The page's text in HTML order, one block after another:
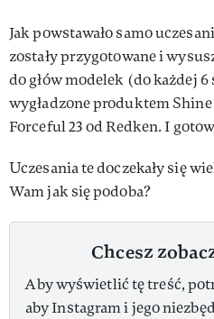
Jak powstawało samo
zostały przygotowane i
do głów modelek (do każdej
wygładzone produktem
Forceful 23 od Redken. I
Uczesania te doczekały się
Wam jak się podoba?
Chcesz
Aby wyświetlić tę treść,
aby Instagram i jego